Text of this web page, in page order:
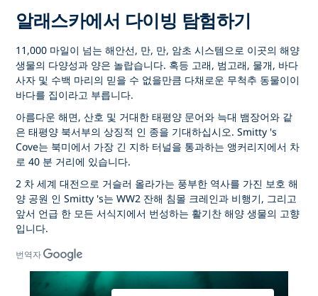
알래스카에서 다이빙 탐험하기
11,000 마일이 넘는 해안선, 만, 만, 암초 시스템으로 이곳의 해양
생물의 다양성과 양은 놀랍습니다. 혹등 고래, 범고래, 물개, 바다
사자 및 수백 마리의 믿을 수 없을만큼 다채로운 무척추 동물이이
바다를 집이라고 부릅니다.
아름다운 해면, 산호 및 거대한 태평양 문어와 늑대 뱀장어와 같
은 태평양 북서부의 상징적 인 종을 기대하십시오. Smitty 's
Cove는 북미에서 가장 긴 지하 터널을 통과하는 앵커리지에서 차
로 40 분 거리에 있습니다.
2 차 세계 대전으로 거슬러 올라가는 풍부한 역사를 가진 보호 해
양 공원 인 Smitty 's는 WW2 잔해 침몰 크레인과 비행기, 그리고
앞서 언급 한 모든 서식지에서 번성하는 활기찬 해양 생물의 고향
입니다.
번역자